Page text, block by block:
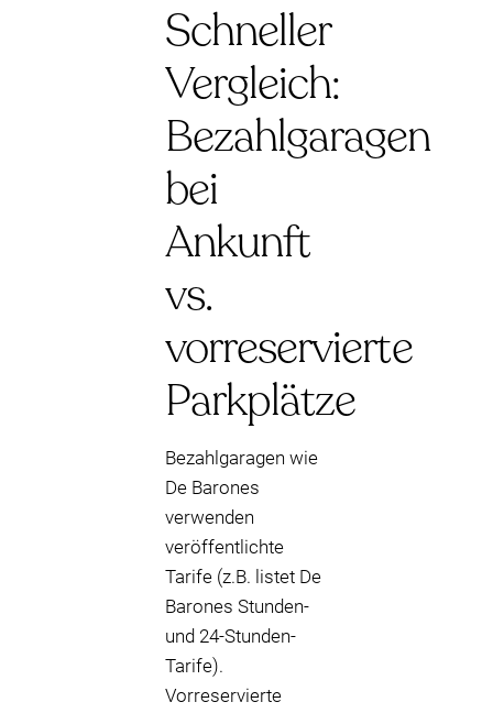
Schneller
Vergleich:
Bezahlgaragen
bei
Ankunft
vs.
vorreservierte
Parkplätze
Bezahlgaragen wie
De Barones
verwenden
veröffentlichte
Tarife (z.B. listet De
Barones Stunden-
und 24-Stunden-
Tarife).
Vorreservierte